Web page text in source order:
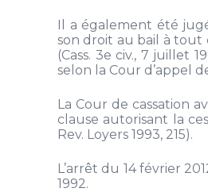
Il a également été
son droit au bail à tout
(Cass. 3e civ., 7 juillet
selon la Cour d’appel
La Cour de cassation
clause autorisant la
Rev. Loyers 1993, 215).
L’arrêt du 14 février
1992.